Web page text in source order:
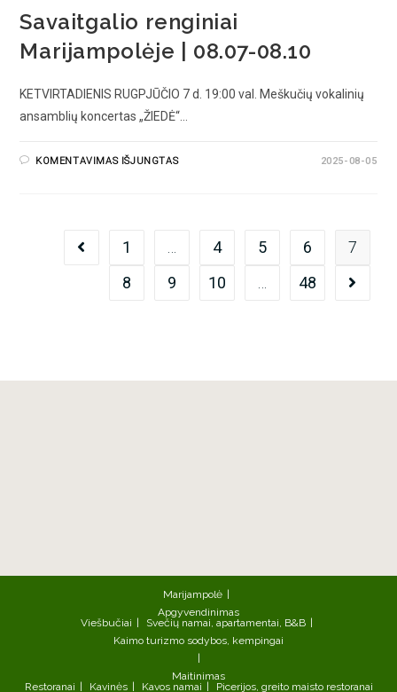
Savaitgalio renginiai
Marijampolėje | 08.07-08.10
KETVIRTADIENIS RUGPJŪČIO 7 d. 19:00 val. Meškučių vokalinių
ansamblių koncertas „ŽIEDĖ“…
KOMENTAVIMAS IŠJUNGTAS 2025-08-05
1 … 4 5 6
7
8
9 10 … 48
Marijampolė
Apgyvendinimas
Viešbučiai
Svečių namai, apartamentai, B&B
Kaimo turizmo sodybos, kempingai
Maitinimas
Restoranai
Kavinės Kavos namai Picerijos, greito maisto restoranai